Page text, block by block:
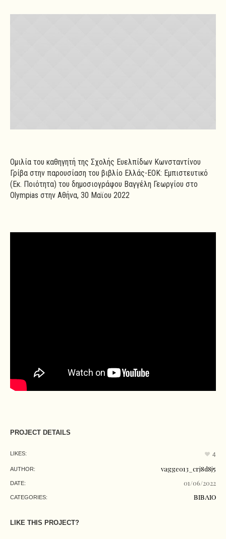
Ομιλία του καθηγητή της Σχολής Ευελπίδων Κωνσταντίνου
Γρίβα στην παρουσίαση του βιβλίο Ελλάς-ΕΟΚ: Εμπιστευτικό
(Εκ. Ποιότητα) του δημοσιογράφου Βαγγέλη Γεωργίου στο
Olympias στην Αθήνα, 30 Μαϊου 2022
PROJECT DETAILS
LIKES: 4
AUTHOR: vaggeo13_crj8d8j5
DATE: 01/06/2022
CATEGORIES: ΒΙΒΛΙΟ
LIKE THIS PROJECT?